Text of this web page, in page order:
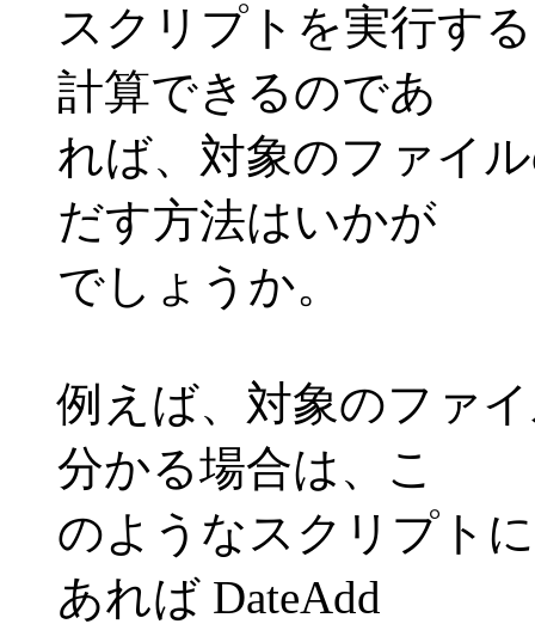
スクリプトを実行す
計算できるのであ
れば、対象のファイ
だす方法はいかが
でしょうか。
例えば、対象のファ
分かる場合は、こ
のようなスクリプト
あれば DateAdd